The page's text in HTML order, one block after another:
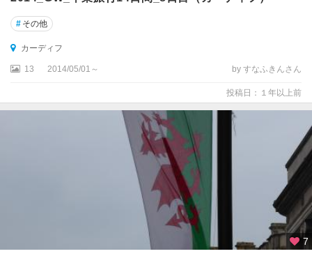
ト
ッ
ホ
# その他
カーディフ
13 2014/05/01～ by すなふきんさん
投稿日：１年以上前
7